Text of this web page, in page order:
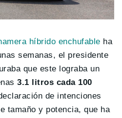
híbrido enchufable ha
semanas, el presidente
que este lograba un
3.1 litros cada 100
de intenciones
tamaño y potencia, que ha